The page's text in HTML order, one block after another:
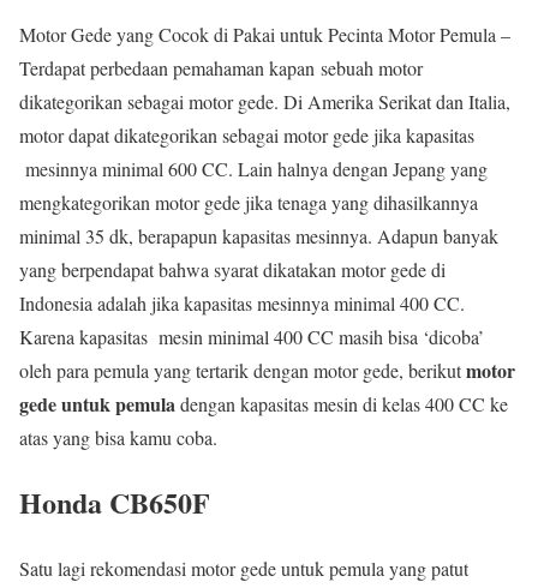
Motor Gede yang Cocok di Pakai untuk Pecinta Motor Pemula –
Terdapat perbedaan pemahaman kapan sebuah motor
dikategorikan sebagai motor gede. Di Amerika Serikat dan Italia,
motor dapat dikategorikan sebagai motor gede jika kapasitas
mesinnya minimal 600 CC. Lain halnya dengan Jepang yang
mengkategorikan motor gede jika tenaga yang dihasilkannya
minimal 35 dk, berapapun kapasitas mesinnya. Adapun banyak
yang berpendapat bahwa syarat dikatakan motor gede di
Indonesia adalah jika kapasitas mesinnya minimal 400 CC.
Karena kapasitas mesin minimal 400 CC masih bisa ‘dicoba’
oleh para pemula yang tertarik dengan motor gede, berikutmotor
gede untuk pemula dengan kapasitas mesin di kelas 400 CC ke
atas yang bisa kamu coba.
Honda CB650F
Satu lagi rekomendasi motor gede untuk pemula yang patut